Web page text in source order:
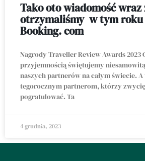
Tako oto wiadomość wraz
otrzymaliśmy w tym roku
Booking. com
Nagrody Traveller Review Awards
przyjemnością świętujemy
naszych partnerów na całym świecie.
tegorocznym partnerom, którzy
pogratulować. Ta
4 grudnia, 2023